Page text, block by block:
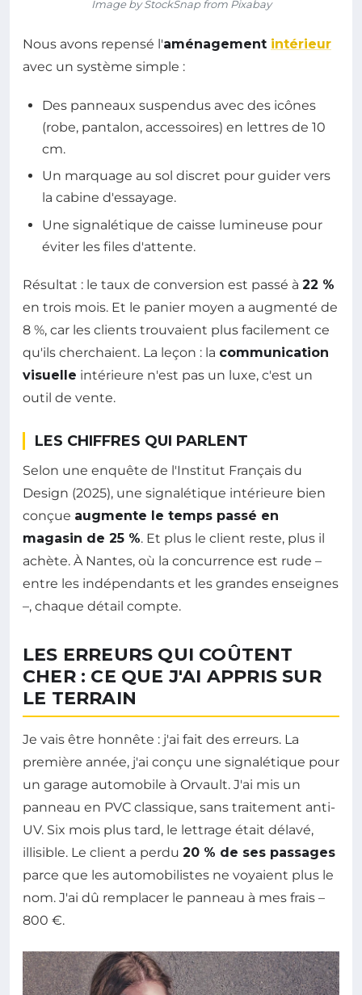
Image by StockSnap from Pixabay
Nous avons repensé l'aménagement intérieur
avec un système simple :
Des panneaux suspendus avec des icônes
(robe, pantalon, accessoires) en lettres de 10
cm.
Un marquage au sol discret pour guider vers
la cabine d'essayage.
Une signalétique de caisse lumineuse pour
éviter les files d'attente.
Résultat : le taux de conversion est passé à 22 %
en trois mois. Et le panier moyen a augmenté de
8 %, car les clients trouvaient plus facilement ce
qu'ils cherchaient. La leçon : la communication
visuelle intérieure n'est pas un luxe, c'est un
outil de vente.
LES CHIFFRES QUI PARLENT
Selon une enquête de l'Institut Français du
Design (2025), une signalétique intérieure bien
conçue augmente le temps passé en
magasin de 25 %. Et plus le client reste, plus il
achète. À Nantes, où la concurrence est rude –
entre les indépendants et les grandes enseignes
–, chaque détail compte.
LES ERREURS QUI COÛTENT
CHER : CE QUE J'AI APPRIS SUR
LE TERRAIN
Je vais être honnête : j'ai fait des erreurs. La
première année, j'ai conçu une signalétique pour
un garage automobile à Orvault. J'ai mis un
panneau en PVC classique, sans traitement anti-
UV. Six mois plus tard, le lettrage était délavé,
illisible. Le client a perdu 20 % de ses passages
parce que les automobilistes ne voyaient plus le
nom. J'ai dû remplacer le panneau à mes frais –
800 €.